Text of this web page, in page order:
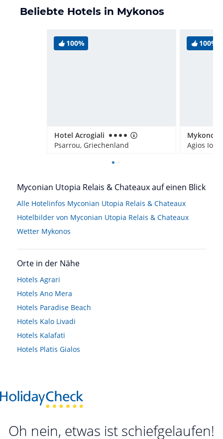
Beliebte Hotels in Mykonos
100%
Hotel Acrogiali
Psarrou, Griechenland
100%
Agios
Myconian Utopia Relais & Chateaux auf einen Blick
Alle Hotelinfos Myconian Utopia Relais & Chateaux
Hotelbilder von Myconian Utopia Relais & Chateaux
Wetter Mykonos
Orte in der Nähe
Hotels Agrari
Hotels Ano Mera
Hotels Paradise Beach
Hotels Kalo Livadi
Hotels Kalafati
Hotels Platis Gialos
Oh nein, etwas ist schiefgelaufen!